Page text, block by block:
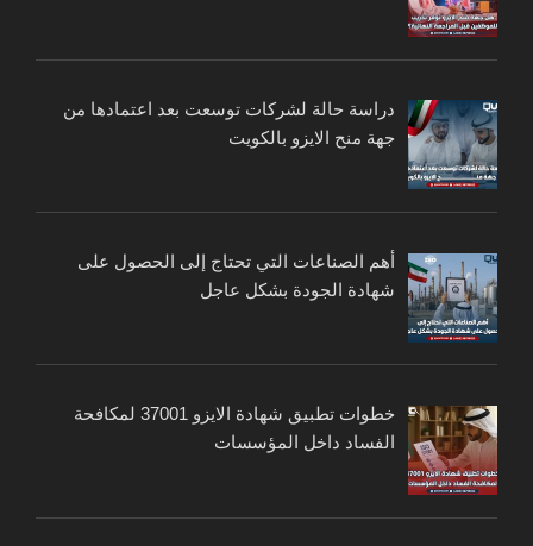
دراسة حالة لشركات توسعت بعد اعتمادها من
جهة منح الايزو بالكويت
أهم الصناعات التي تحتاج إلى الحصول على
شهادة الجودة بشكل عاجل
خطوات تطبيق شهادة الايزو 37001 لمكافحة
الفساد داخل المؤسسات